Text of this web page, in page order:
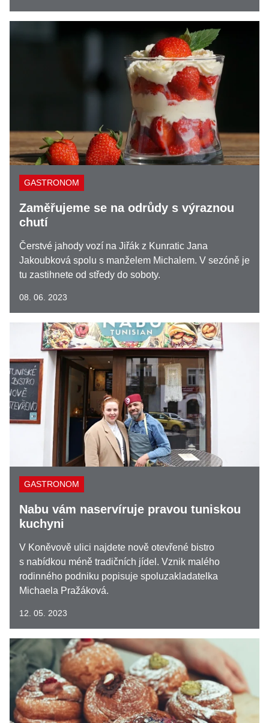
GASTRONOM
Zaměřujeme se na odrůdy s výraznou
chutí
Čerstvé jahody vozí na Jiřák z Kunratic Jana
Jakoubková spolu s manželem Michalem. V sezóně je
tu zastihnete od středy do soboty.
08. 06. 2023
GASTRONOM
Nabu vám naservíruje pravou tuniskou
kuchyni
V Koněvově ulici najdete nově otevřené bistro
s nabídkou méně tradičních jídel. Vznik malého
rodinného podniku popisuje spoluzakladatelka
Michaela Pražáková.
12. 05. 2023